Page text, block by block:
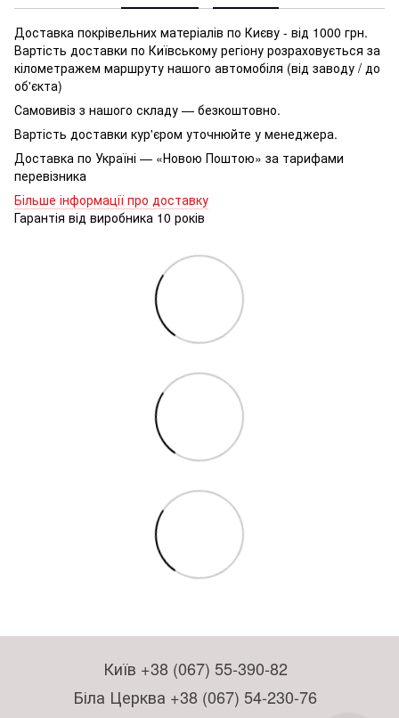
Доставка покрівельних матеріалів по Києву - від 1000 грн.
Вартість доставки по Київському регіону розраховується за
кілометражем маршруту нашого автомобіля (від заводу / до
об'єкта)
Самовивіз з нашого складу — безкоштовно.
Вартість доставки кур'єром уточнюйте у менеджера.
Доставка по Україні — «Новою Поштою» за тарифами
перевізника
Більше інформації про доставку
Гарантія від виробника 10 років
Київ +38 (067) 55-390-82
Біла Церква +38 (067) 54-230-76